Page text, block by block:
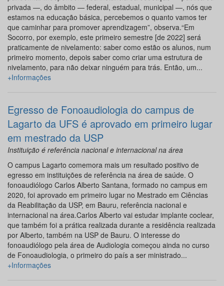
privada —, do âmbito — federal, estadual, municipal —, nós que
estamos na educação básica, percebemos o quanto vamos ter
que caminhar para promover aprendizagem”, observa.“Em
Socorro, por exemplo, este primeiro semestre [de 2022] será
praticamente de nivelamento: saber como estão os alunos, num
primeiro momento, depois saber como criar uma estrutura de
nivelamento, para não deixar ninguém para trás. Então, um...
+Informações
Egresso de Fonoaudiologia do campus de
Lagarto da UFS é aprovado em primeiro lugar
em mestrado da USP
Instituição é referência nacional e internacional na área
O campus Lagarto comemora mais um resultado positivo de
egresso em instituições de referência na área de saúde. O
fonoaudiólogo Carlos Alberto Santana, formado no campus em
2020, foi aprovado em primeiro lugar no Mestrado em Ciências
da Reabilitação da USP, em Bauru, referência nacional e
internacional na área.Carlos Alberto vai estudar implante coclear,
que também foi a prática realizada durante a residência realizada
por Alberto, também na USP de Bauru. O interesse do
fonoaudiólogo pela área de Audiologia começou ainda no curso
de Fonoaudiologia, o primeiro do país a ser ministrado...
+Informações